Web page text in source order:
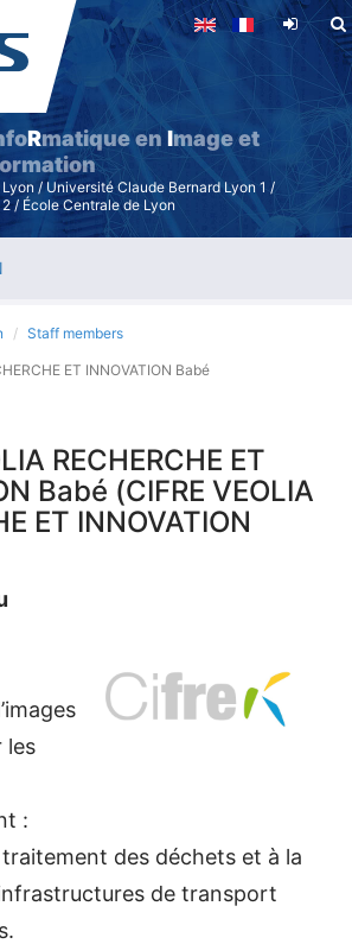
Skip
main
content
Rmatique enImage et
/ Université Claude Bernard Lyon 1 /
/ École Centrale de Lyon
Staff members
ET INNOVATION Babé
RECHERCHE ET
Babé (CIFRE VEOLIA
ET INNOVATION
les
:
des déchets et à la
de transport